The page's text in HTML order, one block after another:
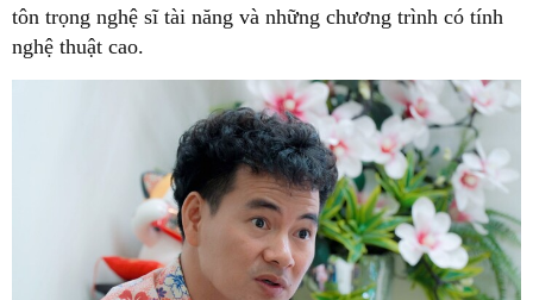
tôn trọng nghệ sĩ tài năng và những chương trình có tính
nghệ thuật cao.